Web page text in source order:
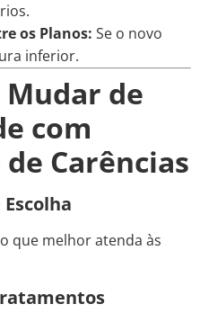
os Planos: Se o novo
inferior.
de
com
Carências
que melhor atenda às